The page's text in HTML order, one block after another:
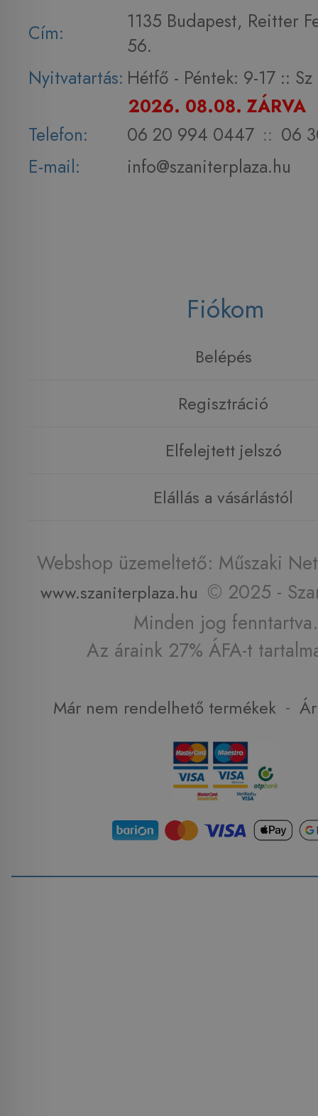
Cím:
1135 Budapest, Reitter
56.
Nyitvatartás: Hétfő - Péntek: 9-17 :: Sz
2026. 08.08. ZÁRVA
Telefon:
06 20 994 0447 :: 06
E-mail:
info@szaniterplaza.hu
Fiókom
Belépés
Regisztráció
Elfelejtett jelszó
Elállás a vásárlástól
Webshop üzemeltető: Műszaki
www.szaniterplaza.hu © 2025 -
Minden jog fenntartva.
Az áraink 27% ÁFA-t
Már nem rendelhető termékek -